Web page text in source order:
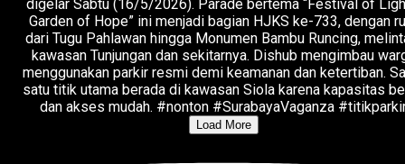
Load More